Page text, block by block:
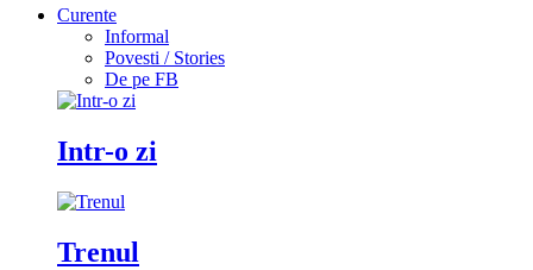
Curente
Informal
Povesti / Stories
De pe FB
Intr-o zi
Trenul